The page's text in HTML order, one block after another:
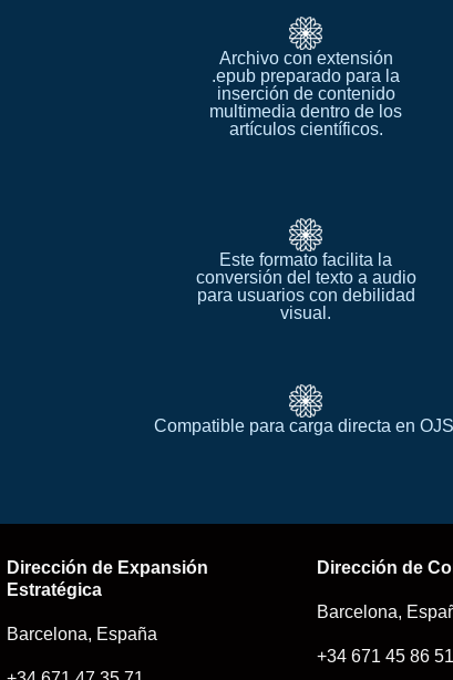
Archivo con extensión
.epub preparado para la
inserción de contenido
multimedia dentro de los
artículos científicos.​
Este formato facilita la
conversión del texto a audio
para usuarios con debilidad
visual.​
Compatible para carga directa en
Dirección de Expansión
Estratégica​
Barcelona, España
Dirección de
Barcelona,
+34 671 45 86 51